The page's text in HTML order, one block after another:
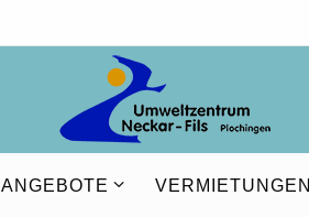
ANGEBOTE VERMIETUNGEN